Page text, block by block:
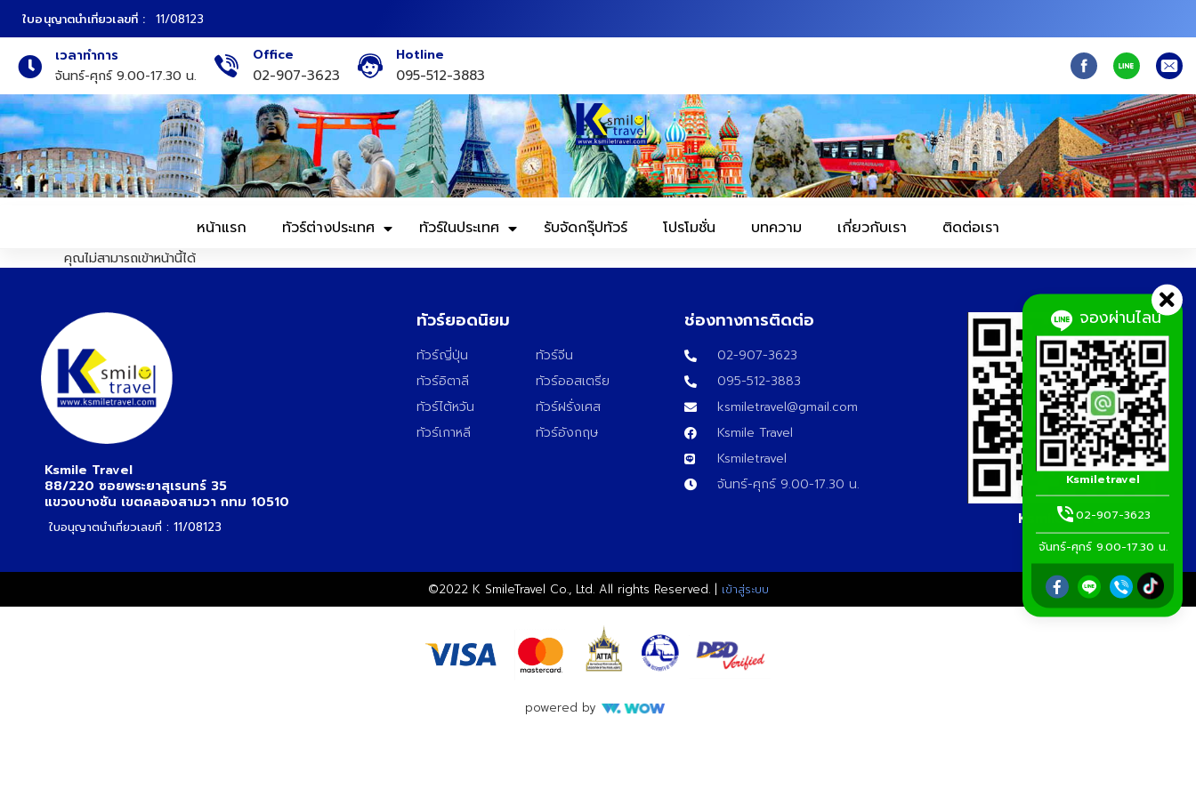
ใบอนุญาตนำเที่ยวเลขที่ : 11/08123
เวลาทำการ
จันทร์-ศุกร์ 9.00-17.30 น.
Office
02-907-3623
Hotline
095-512-3883
หน้าแรก ทัวร์ต่างประเทศ ทัวร์ในประเทศ รับจัดกรุ๊ปทัวร์ โปรโมชั่น บทความ เกี่ยวกับเรา ติดต่อเรา
คุณไม่สามารถเข้าหน้านี้ได้
จองผ่านไลน์
Ksmiletravel
02-907-3623
จันทร์-ศุกร์ 9.00-17.30 น.
Ksmile Travel
88/220 ซอยพระยาสุเรนทร์ 35
แขวงบางชัน เขตคลองสามวา กทม 10510
ใบอนุญาตนำเที่ยวเลขที่ : 11/08123
ทัวร์ยอดนิยม
ทัวร์ญี่ปุ่น
ทัวร์อิตาลี
ทัวร์ไต้หวัน
ทัวร์เกาหลี
ทัวร์จีน
ทัวร์ออสเตรีย
ทัวร์ฝรั่งเศส
ทัวร์อังกฤษ
ช่องทางการติดต่อ
02-907-3623
095-512-3883
ksmiletravel@gmail.com
Ksmile Travel
Ksmiletravel
จันทร์-ศุกร์ 9.00-17.30 น.
Ksmiletravel
©2022 K SmileTravel Co., Ltd. All rights Reserved. | เข้าสู่ระบบ
powered by
ทัวร์ญี่ปุ่น
ทัวร์เกาหลี
ทัวร์ยุโรป
ทัวร์สแกนดิเนเวีย
ทัวร์สิงคโปร์
ทัวร์ตุรเคีย
ทัวร์สวิตเซอร์แลนด์
ทัวร์พม่า
ทัวร์ลาว
ทัวร์เวียดนาม
ภาคเหนือ
ภาคกลาง
ภาคอีสาน
ภาคตะวันตก
ภาคตะวันออก